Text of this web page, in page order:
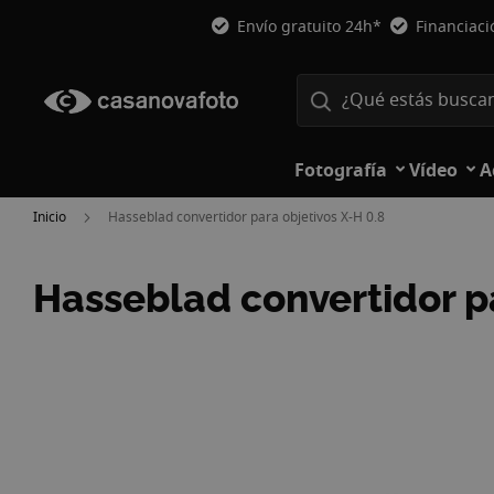
Envío gratuito 24h*
Fotografía Vídeo
Inicio Hasseblad convertidor para objetivos X-H 0.8
Hasseblad convertidor